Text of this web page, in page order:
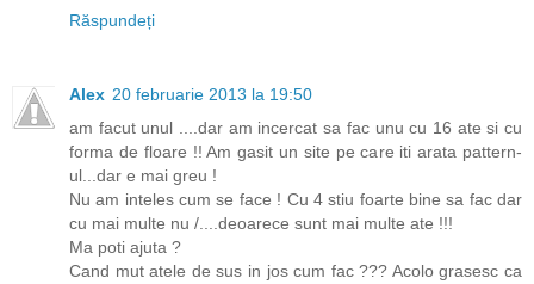
Răspundeți
Alex 20 februarie 2013 la 19:50
am facut unul ....dar am incercat sa fac unu cu 16 ate si cu
forma de floare !! Am gasit un site pe care iti arata pattern-
ul...dar e mai greu !
Nu am inteles cum se face ! Cu 4 stiu foarte bine sa fac dar
cu mai multe nu /....deoarece sunt mai multe ate !!!
Ma poti ajuta ?
Cand mut atele de sus in jos cum fac ??? Acolo grasesc ca